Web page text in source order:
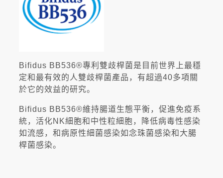
Bifidus BB536®專利雙歧桿菌是目前世界上最穩
定和最有效的人雙歧桿菌產品，有超過40多項關
於它的效益的研究。
Bifidus BB536®維持腸道生態平衡，促進免疫系
統，活化NK細胞和中性粒細胞，降低病毒性感染
如流感，和病原性細菌感染如念珠菌感染和大腸
桿菌感染。